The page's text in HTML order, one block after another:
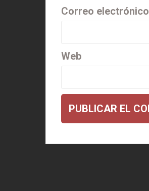
Correo electrónico
Web